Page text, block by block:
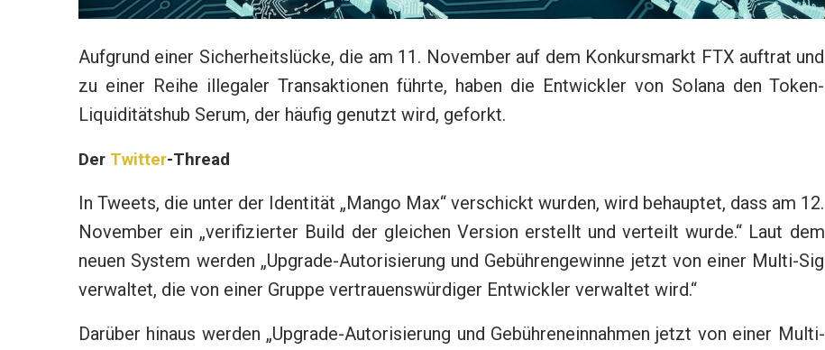
Aufgrund einer Sicherheitslücke, die am 11. November auf dem Konkursmarkt FTX auftrat und
zu einer Reihe illegaler Transaktionen führte, haben die Entwickler von Solana den Token-
Liquiditätshub Serum, der häufig genutzt wird, geforkt.
Der Twitter-Thread
In Tweets, die unter der Identität „Mango Max“ verschickt wurden, wird behauptet, dass am 12.
November ein „verifizierter Build der gleichen Version erstellt und verteilt wurde.“ Laut dem
neuen System werden „Upgrade-Autorisierung und Gebührengewinne jetzt von einer Multi-Sig
verwaltet, die von einer Gruppe vertrauenswürdiger Entwickler verwaltet wird.“
Darüber hinaus werden „Upgrade-Autorisierung und Gebühreneinnahmen jetzt von einer Multi-